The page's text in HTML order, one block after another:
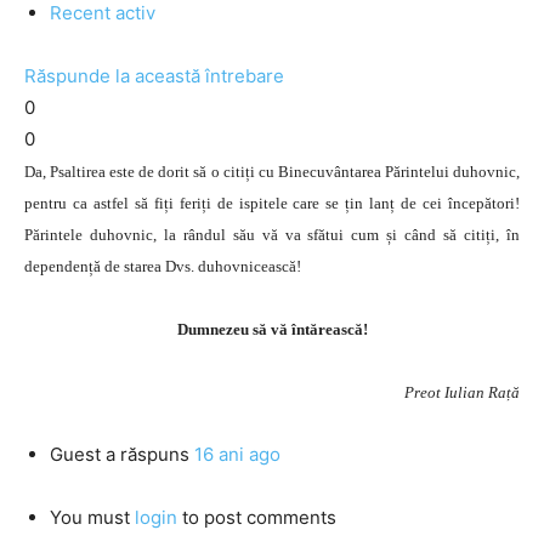
Recent activ
Răspunde la această întrebare
0
0
Da, Psaltirea este de dorit să o citiți cu Binecuvântarea Părintelui duhovnic,
pentru ca astfel să fiți feriți de ispitele care se țin lanț de cei începători!
Părintele duhovnic, la rândul său vă va sfătui cum și când să citiți, în
dependență de starea Dvs. duhovnicească!
Dumnezeu să vă întărească!
Preot Iulian Rață
Guest a răspuns 16 ani ago
You must login to post comments